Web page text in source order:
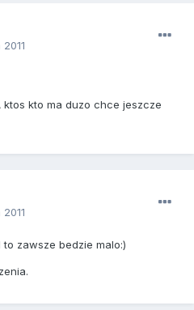
kto ma duzo chce jeszcze
zawsze bedzie malo:)